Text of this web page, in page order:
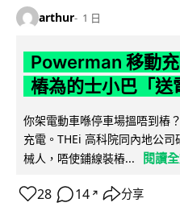
arthur 1 日
Powerman 移動
樁為的士小巴「送
你架電動車喺停車場搵唔到樁
充電。THEi 高科院同內地公
械人，唔使鋪線裝樁...
閱讀
28 14 ↗ 分享